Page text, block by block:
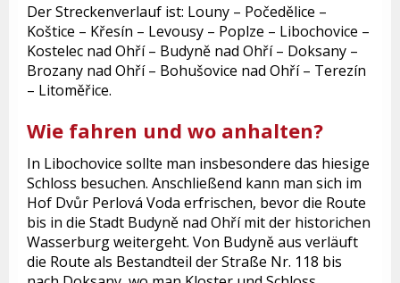
Der Streckenverlauf ist: Louny – Počedělice –
Koštice – Křesín – Levousy – Poplze – Libochovice –
Kostelec nad Ohří – Budyně nad Ohří – Doksany –
Brozany nad Ohří – Bohušovice nad Ohří – Terezín
– Litoměřice.
Wie fahren und wo anhalten?
In Libochovice sollte man insbesondere das hiesige
Schloss besuchen. Anschließend kann man sich im
Hof Dvůr Perlová Voda erfrischen, bevor die Route
bis in die Stadt Budyně nad Ohří mit der historichen
Wasserburg weitergeht. Von Budyně aus verläuft
die Route als Bestandteil der Straße Nr. 118 bis